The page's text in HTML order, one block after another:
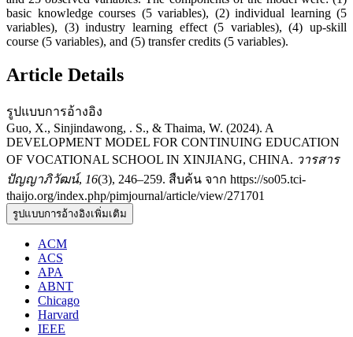
basic knowledge courses (5 variables), (2) individual learning (5
variables), (3) industry learning effect (5 variables), (4) up-skill
course (5 variables), and (5) transfer credits (5 variables).
Article Details
รูปแบบการอ้างอิง
Guo, X., Sinjindawong, . S., & Thaima, W. (2024). A
DEVELOPMENT MODEL FOR CONTINUING EDUCATION
OF VOCATIONAL SCHOOL IN XINJIANG, CHINA. วารสาร
ปัญญาภิวัฒน์, 16(3), 246–259. สืบค้น จาก https://so05.tci-
thaijo.org/index.php/pimjournal/article/view/271701
รูปแบบการอ้างอิงเพิ่มเติม
ACM
ACS
APA
ABNT
Chicago
Harvard
IEEE